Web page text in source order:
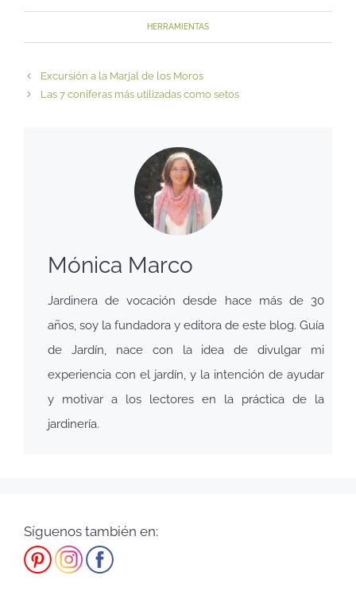
HERRAMIENTAS
Excursión a la Marjal de los Moros
Las 7 coníferas más utilizadas como setos
Mónica Marco
Jardinera de vocación desde hace más de 30
años, soy la fundadora y editora de este blog. Guía
de Jardín, nace con la idea de divulgar mi
experiencia con el jardín, y la intención de ayudar
y motivar a los lectores en la práctica de la
jardinería.
Síguenos también en: